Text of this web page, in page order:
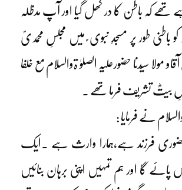
تھے کہ باطن کا در کھل گیا اور آپ مدظلہ
باطنی طور پر مسجدِ نبوی ؐ میں مجلسِ محمدیؐ
مولا سیّدنا حضورعلیہ الصلوٰ ۃوالسلام مع خلفا
بیتؓ تشریف فرما تھے ۔
نے فرمایا :
حضوری فرزند ہے،ہمارا وارث ہے ۔ایک
پائے گا اور ہم تمہیں اپنی برہان بنائیں